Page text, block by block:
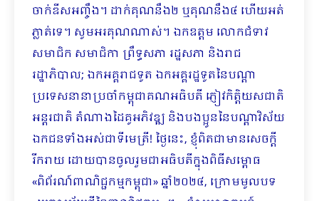
ចាក់ឌីសអញ្ចឹង។ ដាក់គុណនឹង២ ឬគុណនឹង៤ ហើយអត់
ភ្លាត់ទេ។ សូមអរគុណណាស់។ ឯកឧត្តម លោកជំទាវ
សមាជិក សមាជិកា ព្រឹទ្ធសភា រដ្ឋសភា និងរាជ
រដ្ឋាភិបាល; ឯកអគ្គរាជទូត ឯកអគ្គរដ្ឋទូតនៃបណ្តា
ប្រទេសនានាប្រចាំកម្ពុជាគណអធិបតី ភ្ញៀវកិត្តិយសជាតិ
អន្តរជាតិ តំណាងដៃគូអភិវឌ្ឍ និងបងប្អូននៃបណ្តាវិស័យ
ឯកជនទាំងអស់ជាទីមេត្រី! ថ្ងៃនេះ, ខ្ញុំពិតជាមានសេចក្ដី
រីករាយ ដោយបានចូលរួមជាអធិបតីក្នុងពិធីសម្ពោធ
«ពិព័រណ៍ពាណិជ្ជកម្មកម្ពុជា» ឆ្នាំ២០២៤, ក្រោមមូលបទ